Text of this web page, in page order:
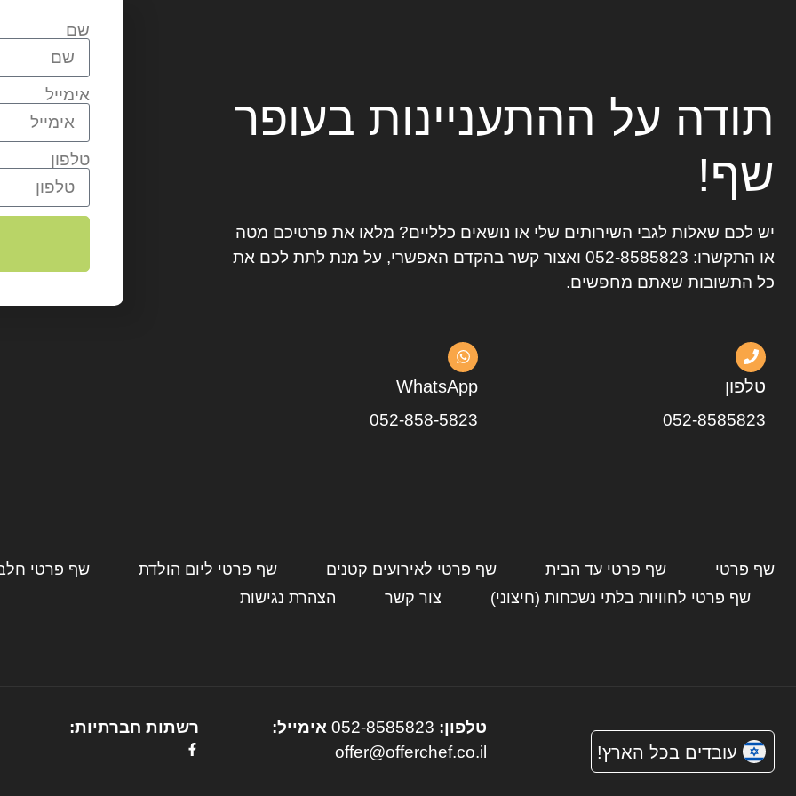
תודה על ההתעניינות בעופר
שף!
יש לכם שאלות לגבי השירותים שלי או נושאים כלליים? מלאו את פרטיכם מטה
או התקשרו: 052-8585823 ואצור קשר בהקדם האפשרי, על מנת לתת לכם את
כל התשובות שאתם מחפשים.
טלפון
052-8585823
WhatsApp
052-858-5823
שם
אימייל
טלפון
שף פרטי שף פרטי עד הבית שף פרטי לאירועים קטנים שף פרטי ליום הולדת שף פרטי
שף פרטי לחוויות בלתי נשכחות (חיצוני)
צור קשר הצהרת נגישות
עובדים בכל הארץ!
טלפון: 052-8585823 אימייל:
offer@offerchef.co.il
רשתות חברתיות: